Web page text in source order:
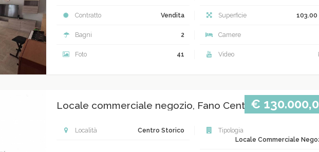
Contratto Vendita Superficie 103.00
Bagni 2 Camere
Foto 41 Video
Locale commerciale negozio, Fano Centro storico
€
Località Centro Storico
Tipologia
Locale Commerciale